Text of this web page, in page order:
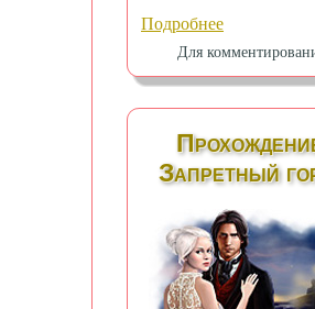
Подробнее
Для
Запретный